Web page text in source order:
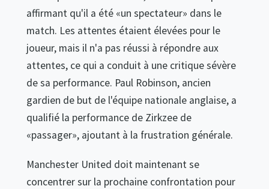
affirmant qu'il a été «un spectateur» dans le
match. Les attentes étaient élevées pour le
joueur, mais il n'a pas réussi à répondre aux
attentes, ce qui a conduit à une critique sévère
de sa performance. Paul Robinson, ancien
gardien de but de l'équipe nationale anglaise, a
qualifié la performance de Zirkzee de
«passager», ajoutant à la frustration générale.
Manchester United doit maintenant se
concentrer sur la prochaine confrontation pour